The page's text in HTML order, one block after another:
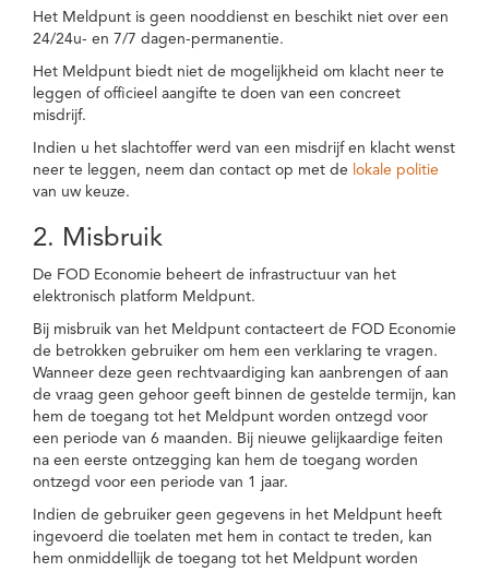
Het Meldpunt is geen nooddienst en beschikt niet over een
24/24u- en 7/7 dagen-permanentie.
Het Meldpunt biedt niet de mogelijkheid om klacht neer te
leggen of officieel aangifte te doen van een concreet
misdrijf.
Indien u het slachtoffer werd van een misdrijf en klacht wenst
neer te leggen, neem dan contact op met de lokale politie
van uw keuze.
2. Misbruik
De FOD Economie beheert de infrastructuur van het
elektronisch platform Meldpunt.
Bij misbruik van het Meldpunt contacteert de FOD Economie
de betrokken gebruiker om hem een verklaring te vragen.
Wanneer deze geen rechtvaardiging kan aanbrengen of aan
de vraag geen gehoor geeft binnen de gestelde termijn, kan
hem de toegang tot het Meldpunt worden ontzegd voor
een periode van 6 maanden. Bij nieuwe gelijkaardige feiten
na een eerste ontzegging kan hem de toegang worden
ontzegd voor een periode van 1 jaar.
Indien de gebruiker geen gegevens in het Meldpunt heeft
ingevoerd die toelaten met hem in contact te treden, kan
hem onmiddellijk de toegang tot het Meldpunt worden